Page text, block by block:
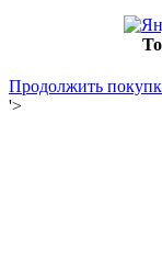
Продолжить
'>